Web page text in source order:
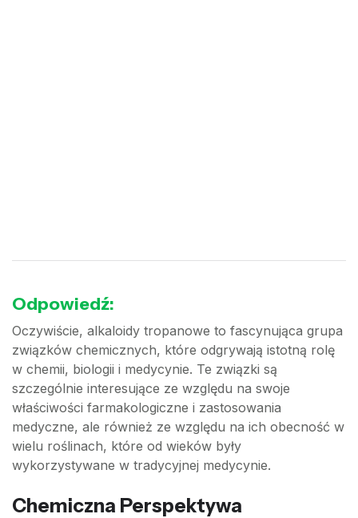
Odpowiedź:
Oczywiście, alkaloidy tropanowe to fascynująca grupa
związków chemicznych, które odgrywają istotną rolę
w chemii, biologii i medycynie. Te związki są
szczególnie interesujące ze względu na swoje
właściwości farmakologiczne i zastosowania
medyczne, ale również ze względu na ich obecność w
wielu roślinach, które od wieków były
wykorzystywane w tradycyjnej medycynie.
Chemiczna Perspektywa